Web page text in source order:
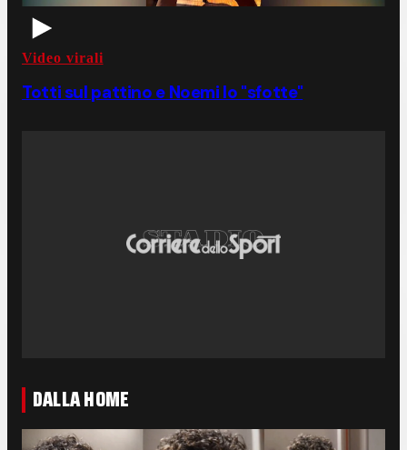
Video virali
Totti sul pattino e Noemi lo "sfotte"
DALLA HOME